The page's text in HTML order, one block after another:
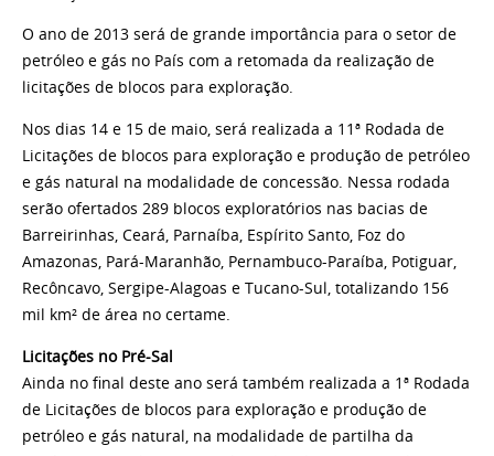
O ano de 2013 será de grande importância para o setor de
petróleo e gás no País com a retomada da realização de
licitações de blocos para exploração.
Nos dias 14 e 15 de maio, será realizada a 11ª Rodada de
Licitações de blocos para exploração e produção de petróleo
e gás natural na modalidade de concessão. Nessa rodada
serão ofertados 289 blocos exploratórios nas bacias de
Barreirinhas, Ceará, Parnaíba, Espírito Santo, Foz do
Amazonas, Pará-Maranhão, Pernambuco-Paraíba, Potiguar,
Recôncavo, Sergipe-Alagoas e Tucano-Sul, totalizando 156
mil km² de área no certame.
Licitações no Pré-Sal
Ainda no final deste ano será também realizada a 1ª Rodada
de Licitações de blocos para exploração e produção de
petróleo e gás natural, na modalidade de partilha da